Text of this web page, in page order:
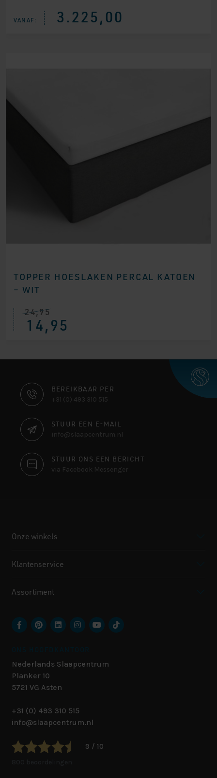
VANAF: 3.225,00
TOPPER HOESLAKEN PERCAL KATOEN
– WIT
24,95
14,95
CONTACT
INFORMATIE
BEREIKBAAR PER
+31 (0) 493 310 515
STUUR EEN E-MAIL
info@slaapcentrum.nl
STUUR ONS EEN BERICHT
via Facebook Messenger
Onze winkels
Klantenservice
Assortiment
Nederlands Slaapcentrum
Planker 10
5721 VG Asten
+31 (0) 493 310 515
info@slaapcentrum.nl
9 / 10